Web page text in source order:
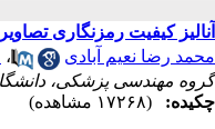
آنالیز کیفیت رمزنگاری
محمد رضا نعیم آبادی
،
گروه مهندسی پزشکی،
چکیده:
(۱۷۲۶۸ مشاهده)